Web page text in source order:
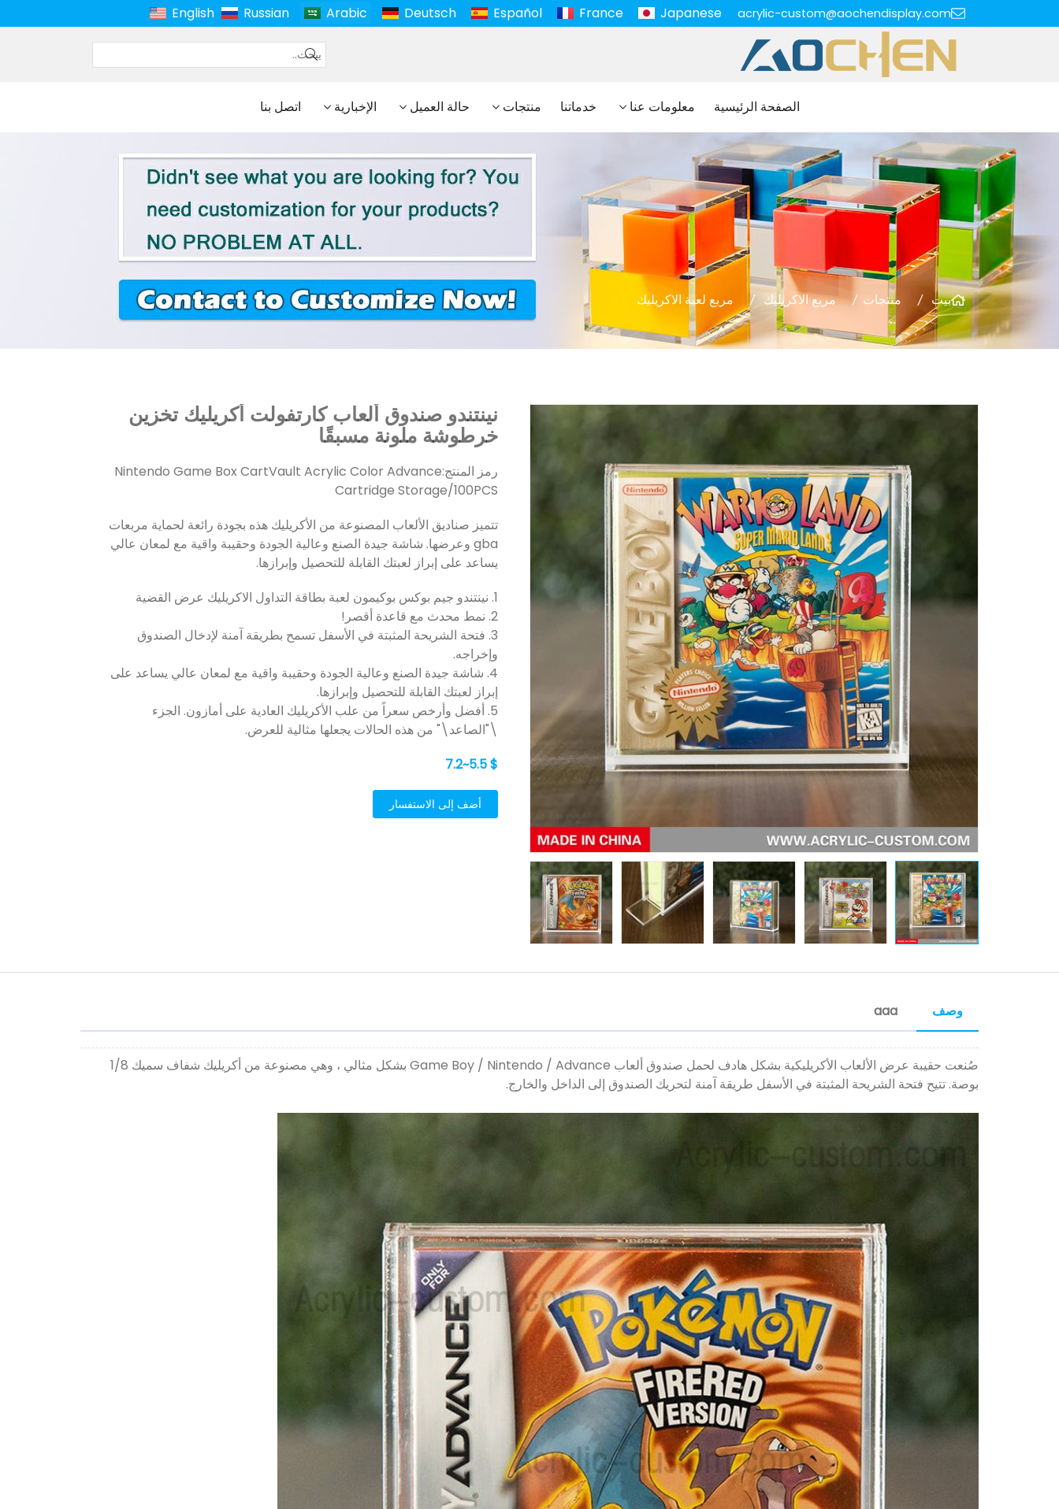
acrylic-custom@aochendisplay.com
English Russian Arabic Deutsch Español France Japanese
الصفحة الرئيسية معلومات عنا خدماتنا منتجات حالة العميل الإخبارية اتصل بنا
بيت منتجات مربع الاكريليك مربع لعبة الاكريليك
نينتندو صندوق ألعاب كارتفولت أكريليك تخزين
خرطوشة ملونة مسبقًا
رمز المنتج:Nintendo Game Box CartVault Acrylic Color Advance
Cartridge Storage/100PCS
تتميز صناديق الألعاب المصنوعة من الأكريليك هذه بجودة رائعة لحماية مربعات
gba وعرضها. شاشة جيدة الصنع وعالية الجودة وحقيبة واقية مع لمعان عالي
يساعد على إبراز لعبتك القابلة للتحصيل وإبرازها.
1. نينتندو جيم بوكس ​​بوكيمون لعبة بطاقة التداول الاكريليك عرض القضية
2. نمط محدث مع قاعدة أقصر!
3. فتحة الشريحة المثبتة في الأسفل تسمح بطريقة آمنة لإدخال الصندوق
وإخراجه.
4. شاشة جيدة الصنع وعالية الجودة وحقيبة واقية مع لمعان عالي يساعد على
إبراز لعبتك القابلة للتحصيل وإبرازها.
5. أفضل وأرخص سعراً من علب الأكريليك العادية على أمازون. الجزء
\"الصاعد\" من هذه الحالات يجعلها مثالية للعرض.
$ 5.5~7.2
أضف إلى الاستفسار
وصف aaa
صُنعت حقيبة عرض الألعاب الأكريليكية بشكل هادف لحمل صندوق ألعاب Game Boy / Nintendo / Advance بشكل مثالي ، وهي مصنوعة من أكريليك شفاف سميك 1/8
بوصة. تتيح فتحة الشريحة المثبتة في الأسفل طريقة آمنة لتحريك الصندوق إلى الداخل والخارج.